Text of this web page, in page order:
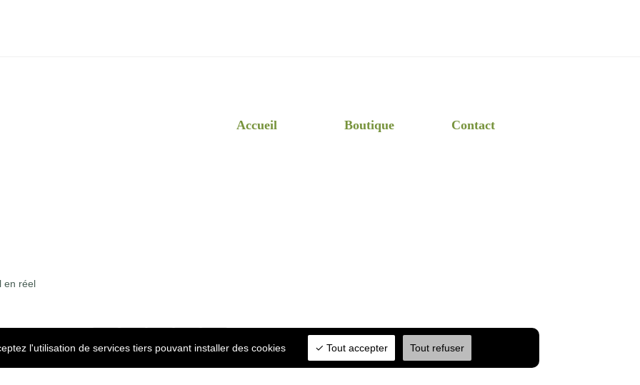
Accueil Boutique Contact
en réel
l'utilisation de services tiers pouvant installer des cookies Tout accepter Tout refuser